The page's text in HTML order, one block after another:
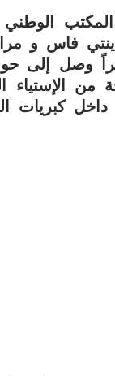
الوطني
فاس و
وصل إلى
الإستياء
داخل كبريات